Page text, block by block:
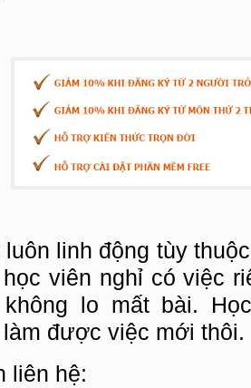
linh động tùy
viên nghỉ có việc
lo mất bài.
được việc mới thôi.
liên hệ: